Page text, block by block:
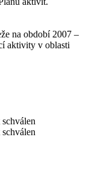
na období 2007 –
aktivity v oblasti